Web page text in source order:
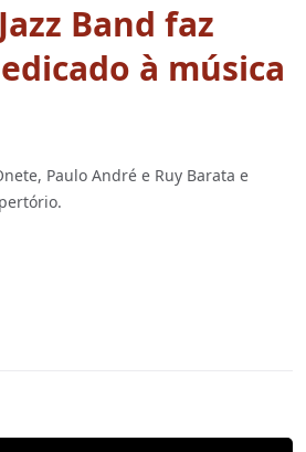
Band faz
à música
Paulo André e Ruy Barata e